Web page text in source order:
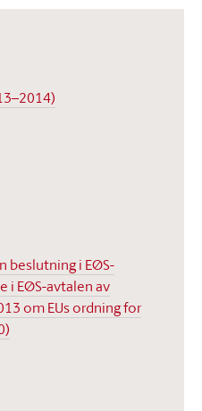
beslutning i EØS-
i EØS-avtalen av
om EUs ordning for